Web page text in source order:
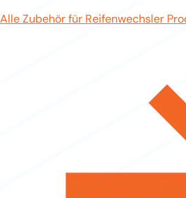
Alle Zubehör für Reifenwechsler